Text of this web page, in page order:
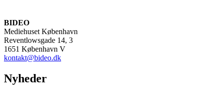
BIDEO
Mediehuset København
Reventlowsgade 14, 3
1651 København V
kontakt@bideo.dk
Nyheder